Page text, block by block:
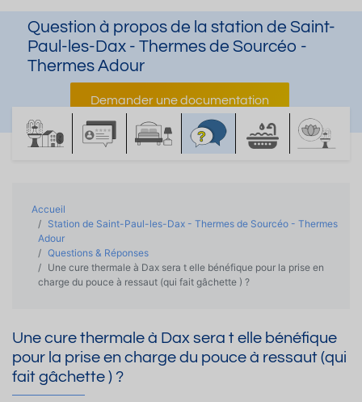
Question à propos de la station de Saint-
Paul-les-Dax - Thermes de Sourcéo -
Thermes Adour
Demander une documentation
Accueil
Station de Saint-Paul-les-Dax - Thermes de Sourcéo - Thermes
Adour
Questions & Réponses
Une cure thermale à Dax sera t elle bénéfique pour la prise en
charge du pouce à ressaut (qui fait gâchette ) ?
Une cure thermale à Dax sera t elle bénéfique
pour la prise en charge du pouce à ressaut (qui
fait gâchette ) ?